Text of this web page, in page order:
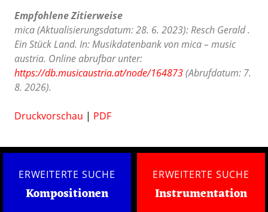
Empfohlene Zitierweise
mica (Aktualisierungsdatum: 28. 6. 2023): Resch Gerald .
Ein Stück Land. In: Musikdatenbank von mica – music
austria. Online abrufbar unter:
https://db.musicaustria.at/node/164873(Abrufdatum: 7.
8. 2026).
Druckvorschau | PDF
ERWEITERTE SUCHE
Kompositionen
ERWEITERTE SUCHE
Instrumentation